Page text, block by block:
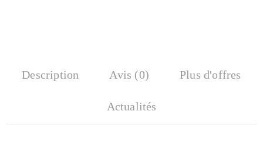
Description Avis (0) Plus d'offres
Actualités